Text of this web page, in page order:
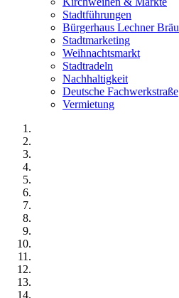
Stadtführungen
Bürgerhaus Lechner Bräu
Stadtmarketing
Weihnachtsmarkt
Stadtradeln
Nachhaltigkeit
Deutsche Fachwerkstraße
Vermietung